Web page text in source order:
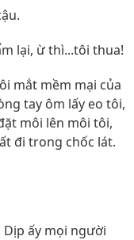
lại, ừ thì...tôi thua!
mắt mềm mại của
tay ôm lấy eo tôi,
môi lên môi tôi,
đi trong chốc lát.
Dịp ấy mọi người